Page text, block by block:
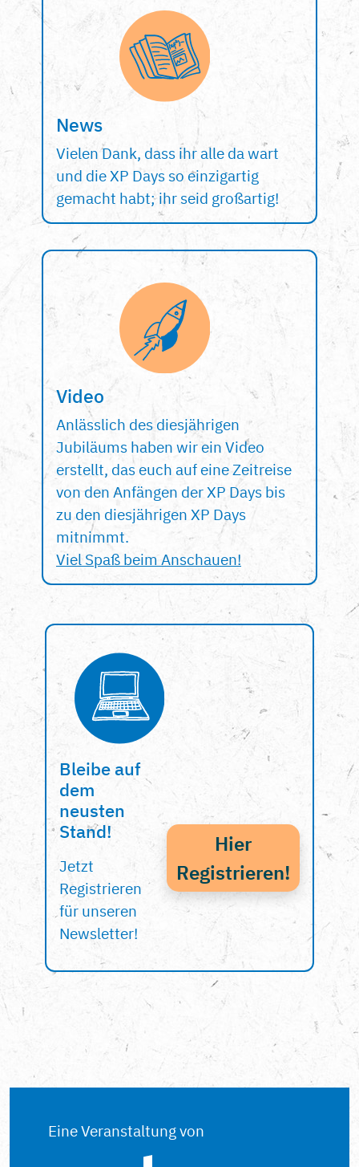
News
Vielen Dank, dass ihr alle da wart
und die XP Days so einzigartig
gemacht habt; ihr seid großartig!
Video
Anlässlich des diesjährigen
Jubiläums haben wir ein Video
erstellt, das euch auf eine Zeitreise
von den Anfängen der XP Days bis
zu den diesjährigen XP Days
mitnimmt.
Viel Spaß beim Anschauen!
Bleibe auf
dem
neusten
Stand!
Jetzt
Registrieren
für unseren
Newsletter!
Hier
Registrieren!
Eine Veranstaltung von